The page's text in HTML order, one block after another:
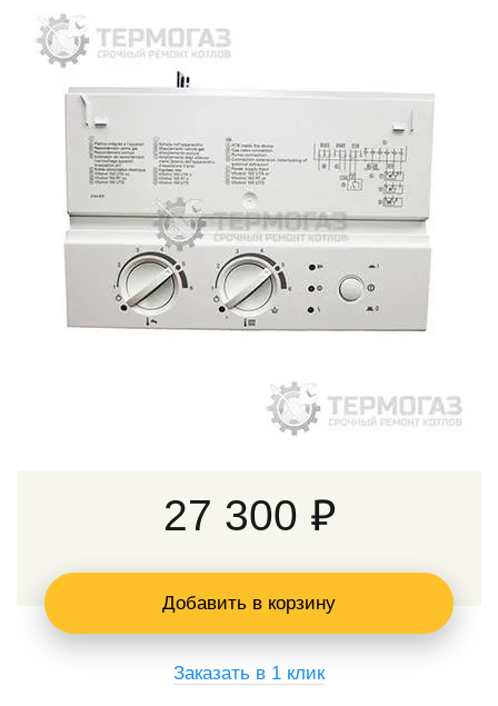
27 300 ₽
Добавить в корзину
Заказать в 1 клик